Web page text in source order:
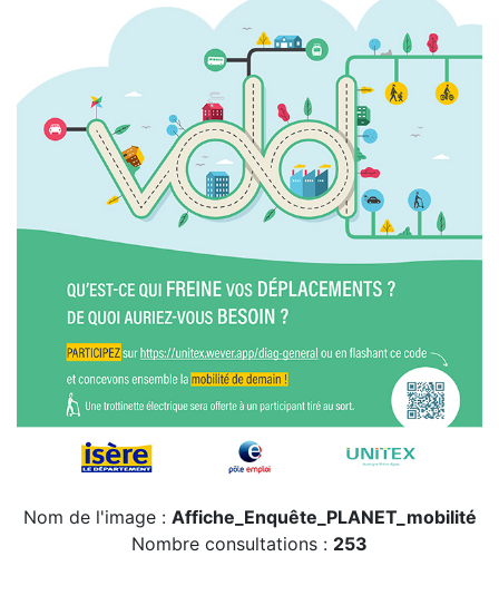
Nom de l'image : Affiche_Enquête_PLANET_mobilité
Nombre consultations : 253